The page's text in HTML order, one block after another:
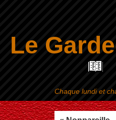
Le
Chaque lundi et